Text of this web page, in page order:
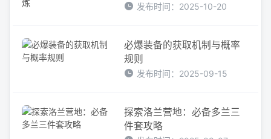
发布时间：2025-10-20
必爆装备的获取机制与概率
规则
发布时间：2025-09-15
探索洛兰营地：必备多兰三
件套攻略